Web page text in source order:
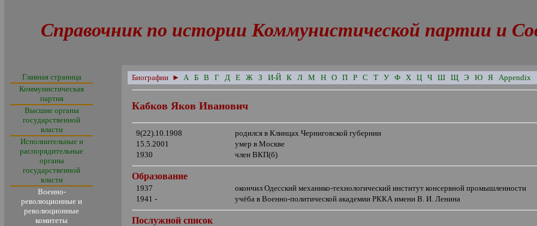
Справочник по истории Коммунистической партии и
Главная страница
Коммунистическая
партия
Высшие органы
государственной
власти
Исполнительные и
распорядительные
органы
государственной
власти
Военно-
революционные и
революционные
комитеты
Биографии ► А Б В Г Д Е Ж З И-Й К Л М Н О П Р С Т У Ф Х Ц Ч Ш Щ Э Ю Я Appendix
Кабков Яков Иванович
9(22).10.1908
родился в Клинцах Черниговской губернии
15.5.2001
умер в Москве
1930
член ВКП(б)
Образование
1937
окончил Одесский механико-технологический институт консервной промышленности
1941 -
учёба в Военно-политической академии РККА имени В. И. Ленина
Послужной список